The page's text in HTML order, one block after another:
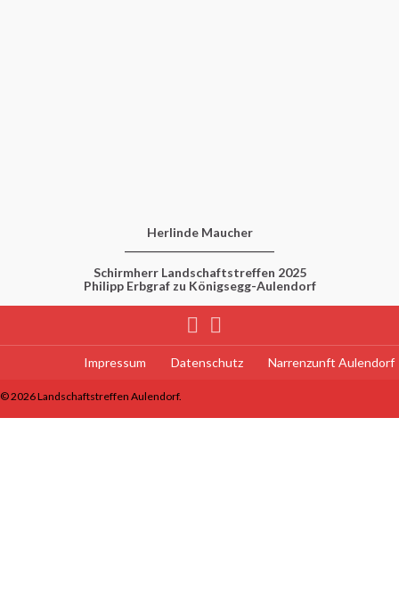
Herlinde Maucher
Schirmherr Landschaftstreffen 2025
Philipp Erbgraf zu Königsegg-Aulendorf
Impressum Datenschutz Narrenzunft Aulendorf
© 2026 Landschaftstreffen Aulendorf.